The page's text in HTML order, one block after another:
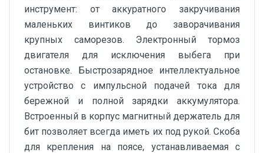
инструмент: от аккуратного закручивания
маленьких винтиков до заворачивания
крупных саморезов. Электронный тормоз
двигателя для исключения выбега при
остановке. Быстрозарядное интеллектуальное
устройство с импульсной подачей тока для
бережной и полной зарядки аккумулятора.
Встроенный в корпус магнитный держатель для
бит позволяет всегда иметь их под рукой. Скоба
для крепления на поясе, устанавливаемая с